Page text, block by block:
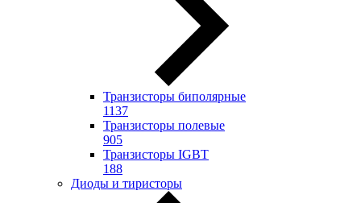
Транзисторы биполярные
1137
Транзисторы полевые
905
Транзисторы IGBT
188
Диоды и тиристоры